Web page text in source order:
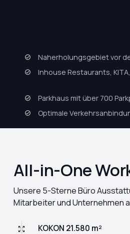
Naherholungsgebiet vor
Inhouse Restaurants,
Parkhaus mit über 700
Optimale
All-in-One
Unsere 5-Sterne Büro
Mitarbeiter und Unternehmen
KOKON 21.580 m²